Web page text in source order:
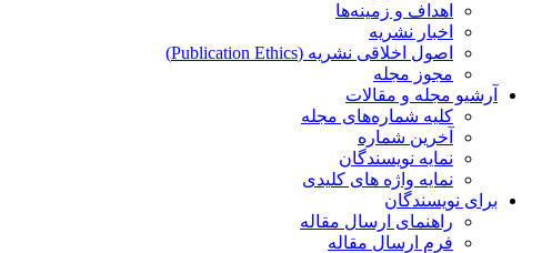
اهداف و زمینه‌ها
اخبار نشریه
اصول اخلاقی نشریه (Publication Ethics)
مجوز مجله
آرشیو مجله و مقالات
کلیه شماره‌های مجله
آخرین شماره
نمایه نویسندگان
نمایه واژه های کلیدی
برای نویسندگان
راهنمای ارسال مقاله
فرم ارسال مقاله